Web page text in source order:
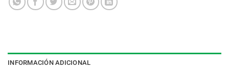
INFORMACIÓN ADICIONAL